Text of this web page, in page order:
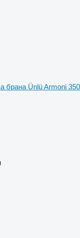
брана Ünlü Armoni 350